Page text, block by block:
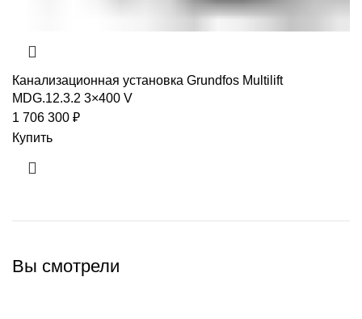
Канализационная установка Grundfos Multilift
MDG.12.3.2 3×400 V
1 706 300 ₽
Купить
Вы смотрели